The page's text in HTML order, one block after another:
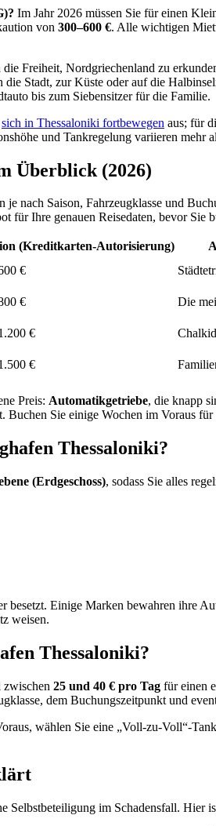
Im Jahr 2026 müssen Sie für einen
von 300–600 €. Alle wichtigen
Freiheit, Nordgriechenland zu
Stadt, zur Küste oder auf die
bis zum Siebensitzer für die Familie.
sich in Thessaloniki fortbewegen aus; für
und Tankregelung variieren mehr
Überblick (2026)
nach Saison, Fahrzeugklasse und
für Ihre genauen Reisedaten, bevor Sie
(Kreditkarten-Autorisierung)
€
€
Die
€
€
Preis: Automatikgetriebe, die knapp
Sie einige Wochen im Voraus
Thessaloniki?
(Erdgeschoss), sodass Sie alles
besetzt. Einige Marken bewahren ihre
weisen.
Thessaloniki?
zwischen 25 und 40 € pro Tag für einen
dem Buchungszeitpunkt und
wählen Sie eine „Voll-zu-Voll“-
Selbstbeteiligung im Schadensfall. Hier